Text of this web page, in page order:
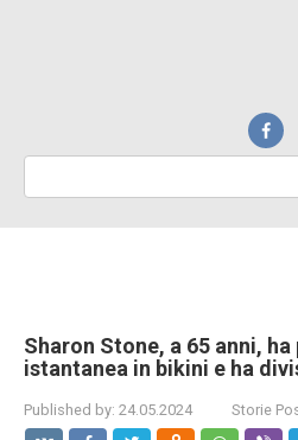
Sharon Stone, a 65 anni,
istantanea in bikini e ha
Published by: 24.05.2024 Storie